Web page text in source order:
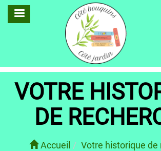
Aller
VOTRE
DE
Accueil Votre historique de